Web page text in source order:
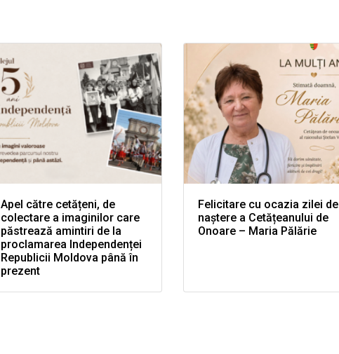
Apel către cetățeni, de
colectare a imaginilor care
păstrează amintiri de la
proclamarea Independenței
Republicii Moldova până în
prezent
Felicitare cu ocazia zilei de
naștere a Cetățeanului de
Onoare – Maria Pălărie